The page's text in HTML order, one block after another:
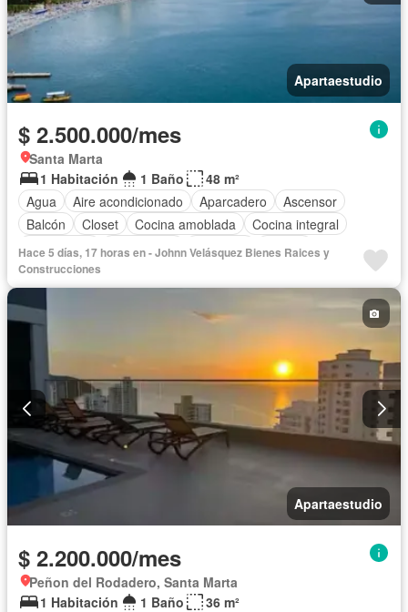
Apartaestudio
$ 2.500.000/mes
Santa Marta
1 Habitación
1 Baño
48 m²
Agua
Aire acondicionado Aparcadero
Ascensor
Balcón
Closet Cocina amoblada
Cocina integral
Electricidad
Gas natural Gimnasio
Piscina
Seguridad privada
Completamente amoblado
Hace 5 días, 17 horas en - Johnn Velásquez Bienes Raices y
Construcciones
Apartaestudio
$ 2.200.000/mes
Peñon del Rodadero, Santa Marta
1 Habitación
1 Baño
36 m²